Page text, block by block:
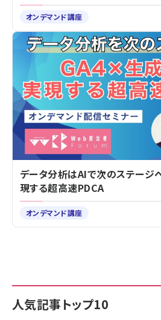
人気記事トップ10
オンデマンド講座
データ分析はAIで次のステージ
現する超高速PDCA
オンデマンド講座